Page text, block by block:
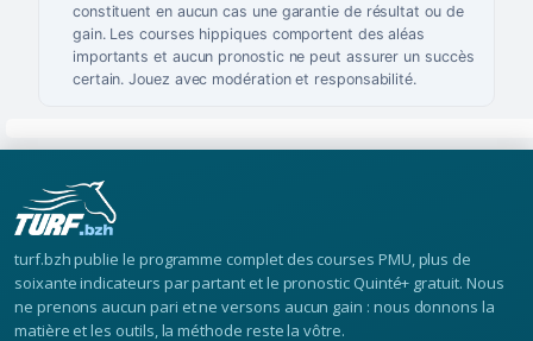
constituent en aucun cas une garantie de résultat ou de
gain. Les courses hippiques comportent des aléas
importants et aucun pronostic ne peut assurer un succès
certain. Jouez avec modération et responsabilité.
turf.bzh publie le programme complet des courses PMU, plus de
soixante indicateurs par partant et le pronostic Quinté+ gratuit. Nous
ne prenons aucun pari et ne versons aucun gain : nous donnons la
matière et les outils, la méthode reste la vôtre.